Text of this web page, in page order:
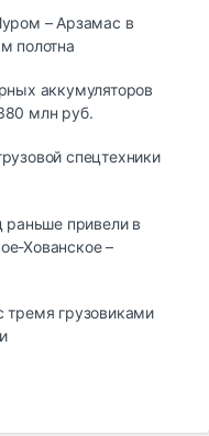
– Арзамас в
полотна
аккумуляторов
млн руб.
спецтехники
раньше привели в
Хованское –
тремя грузовиками